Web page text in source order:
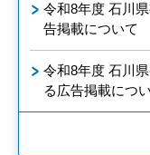
令和8年度 石川
告掲載について
令和8年度 石川
る広告掲載につ